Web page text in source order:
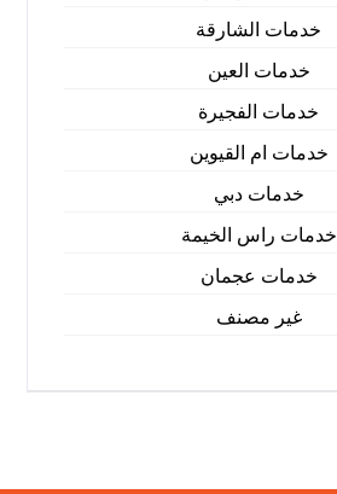
خدمات الشارقة
خدمات العين
خدمات الفجيرة
خدمات ام القيوين
خدمات دبي
خدمات راس الخيمة
خدمات عجمان
غير مصنف